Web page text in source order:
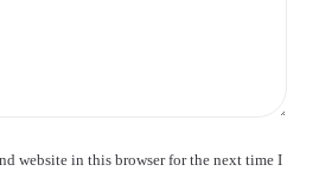
website in this browser for the next time I